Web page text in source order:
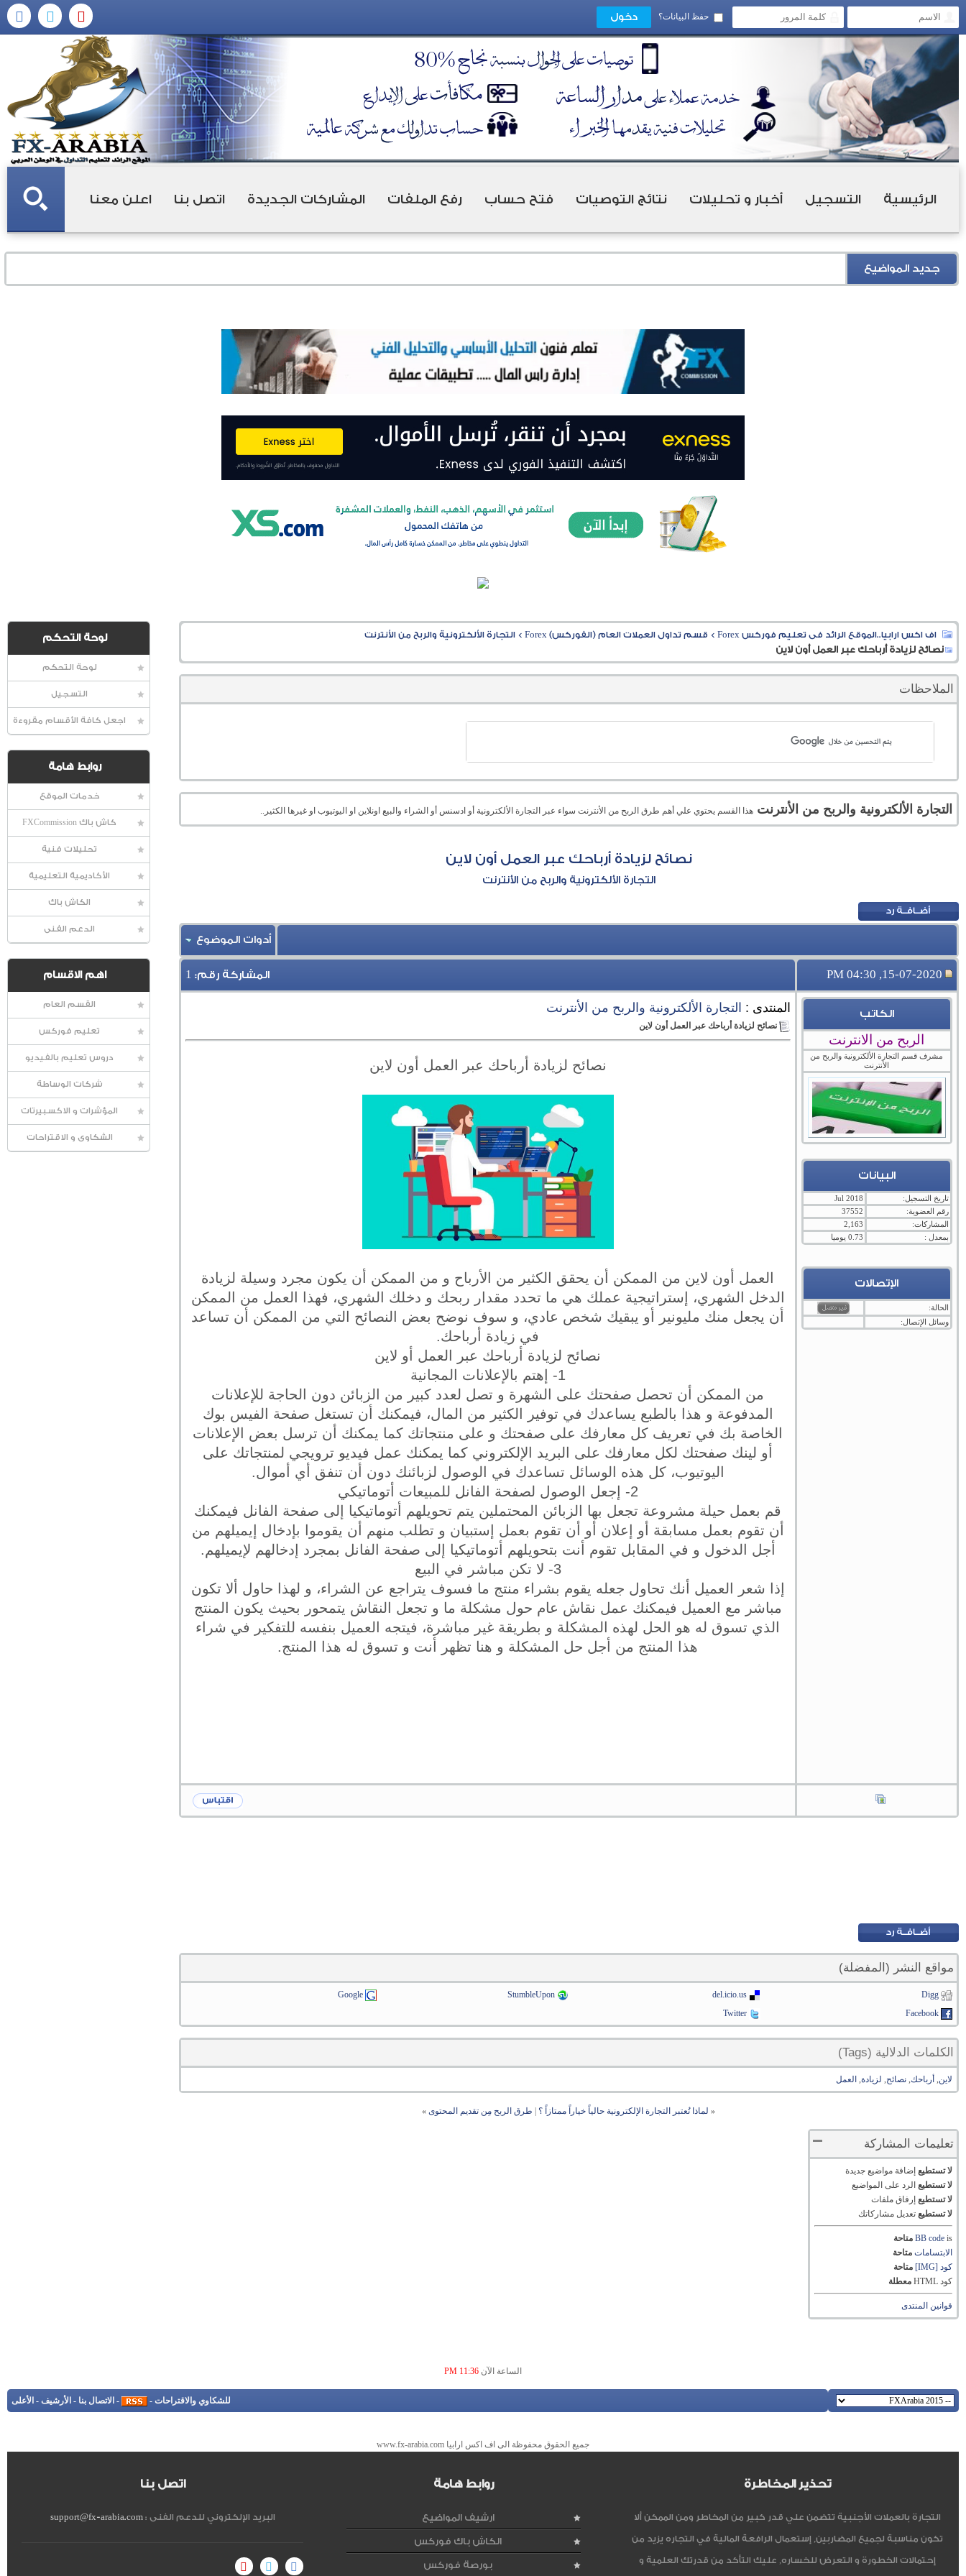
حفظ البيانات؟
الرئيسية التسجيل أخبار و تحليلات نتائج التوصيات فتح حساب رفع الملفات المشاركات الجديدة اتصل بنا اعلن معنا
جديد المواضيع
لوحة التحكم
لوحة التحكم
التسجيل
اجعل كافة الأقسام مقروءة
روابط هامة
خدمات الموقع
كاش باك FXCommission
تحليلات فنية
الأكاديمية التعليمية
الكاش باك
الدعم الفنى
اهم الاقسام
القسم العام
تعليم فوركس
دروس تعليم بالفيديو
شركات الوساطة
المؤشرات و الاكسبيرتات
الشكاوى و الاقتراحات
اف اكس ارابيا..الموقع الرائد فى تعليم فوركس Forex > قسم تداول العملات العام (الفوركس) Forex >التجارة الألكترونية والربح من الأنترنت
نصائح لزيادة أرباحك عبر العمل أون لاين
الملاحظات
التجارة الألكترونية والربح من الأنترنت هذا القسم يحتوي علي أهم طرق الربح من الأنترنت سواء عبر التجارة الألكترونية أو ادسنس أو الشراء والبيع اونلاين او اليوتيوب او غيرها الكثير..
نصائح لزيادة أرباحك عبر العمل أون لاين
التجارة الألكترونية والربح من الأنترنت
أدوات الموضوع
15-07-2020, 04:30 PM المشاركة رقم: 1
الكاتب
الربح من الانترنت
مشرف قسم التجارة الألكترونية والربح من
الأنترنت
البيانات
تاريخ التسجيل:
Jul 2018
رقم العضوية:
37552
المشاركات:
2,163
بمعدل :
0.73 يوميا
الإتصالات
الحالة:
وسائل الإتصال:
المنتدى : التجارة الألكترونية والربح من الأنترنت
نصائح لزيادة أرباحك عبر العمل أون لاين
نصائح لزيادة أرباحك عبر العمل أون لاين
العمل أون لاين من الممكن أن يحقق الكثير من الأرباح و من الممكن أن يكون مجرد وسيلة لزيادة
الدخل الشهري، إستراتيجية عملك هي ما تحدد مقدار ربحك و دخلك الشهري، فهذا العمل من الممكن
أن يجعل منك مليونير أو يبقيك شخص عادي، و سوف نوضح بعض النصائح التي من الممكن أن تساعد
في زيادة أرباحك.
نصائح لزيادة أرباحك عبر العمل أو لاين
1- إهتم بالإعلانات المجانية
من الممكن أن تحصل صفحتك على الشهرة و تصل لعدد كبير من الزبائن دون الحاجة للإعلانات
المدفوعة و هذا بالطبع يساعدك في توفير الكثير من المال، فيمكنك أن تستغل صفحة الفيس بوك
الخاصة بك في تعريف كل معارفك على صفحتك و على منتجاتك كما يمكنك أن ترسل بعض الإعلانات
أو لينك صفحتك لكل معارفك على البريد الإلكتروني كما يمكنك عمل فيديو ترويجي لمنتجاتك على
اليوتيوب، كل هذه الوسائل تساعدك في الوصول لزبائنك دون أن تنفق أي أموال.
2- إجعل الوصول لصفحة الفانل للمبيعات أتوماتيكي
قم بعمل حيلة مشروعة تجعل بها الزبائن المحتملين يتم تحويلهم أتوماتيكيا إلى صفحة الفانل فيمكنك
أن تقوم بعمل مسابقة أو إعلان أو أن تقوم بعمل إستبيان و تطلب منهم أن يقوموا بإدخال إيميلهم من
أجل الدخول و في المقابل تقوم أنت بتحويلهم أتوماتيكيا إلى صفحة الفانل بمجرد إدخالهم لإيميلهم.
3- لا تكن مباشر في البيع
إذا شعر العميل أنك تحاول جعله يقوم بشراء منتج ما فسوف يتراجع عن الشراء، و لهذا حاول ألا تكون
مباشر مع العميل فيمكنك عمل نقاش عام حول مشكلة ما و تجعل النقاش يتمحور بحيث يكون المنتج
الذي تسوق له هو الحل لهذه المشكلة و بطريقة غير مباشرة، فيتجه العميل بنفسه للتفكير في شراء
هذا المنتج من أجل حل المشكلة و هنا تظهر أنت و تسوق له هذا المنتج.
مواقع النشر (المفضلة)
Digg
del.icio.us
StumbleUpon
Google
Facebook
Twitter
الكلمات الدلالية (Tags)
لاين, أرباحك,نصائح, لزيادة, العمل
« لماذا تُعتبر التجارة الإلكترونية حالياً خياراً ممتازاً ؟ طرق الربح مِن تقديم المحتوى »
تعليمات المشاركة
لا تستطيع إضافة مواضيع جديدة
لا تستطيع الرد على المواضيع
لا تستطيع إرفاق ملفات
لا تستطيع تعديل مشاركاتك
BB codeis
متاحة
الابتسامات متاحة
كود [IMG]
متاحة
كود HTML
معطلة
قوانين المنتدى
الساعة الآن 11:36 PM
للشكاوي والاقتراحات -
- الاتصال بنا - الأرشيف - الأعلى
جميع الحقوق محفوظة الى اف اكس ارابيا www.fx-arabia.com
تحذير المخاطرة
التجارة بالعملات الأجنبية تتضمن علي قدر كبير من المخاطر ومن الممكن ألا
تكون مناسبة لجميع المضاربين, إستعمال الرافعة المالية في التجاره يزيد من
إحتمالات الخطورة و التعرض للخساره, عليك التأكد من قدرتك العلمية و
روابط هامة
ارشيف المواضيع
الكاش باك فوركس
بورصة فوركس
اتصل بنا
البريد الإلكتروني للدعم الفنى :support@fx-arabia.com